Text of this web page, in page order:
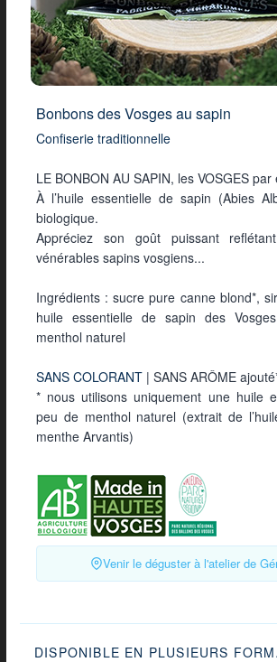
Bonbons des Vosges au sapin
Confiserie traditionnelle
LE BONBON AU SAPIN, les VOSGES par
À l’huile essentielle de sapin (Abies
biologique.
Appréciez son goût puissant
vénérables sapins vosgiens...
Ingrédients : sucre pure canne blond*,
huile essentielle de sapin des
menthol naturel
SANS COLORANT | SANS ARÔME
* nous utilisons uniquement une huile
peu de menthol naturel (extrait de
menthe Arvantis)
Venir le déguster à l'atelier de
DISPONIBLE EN PLUSIEURS